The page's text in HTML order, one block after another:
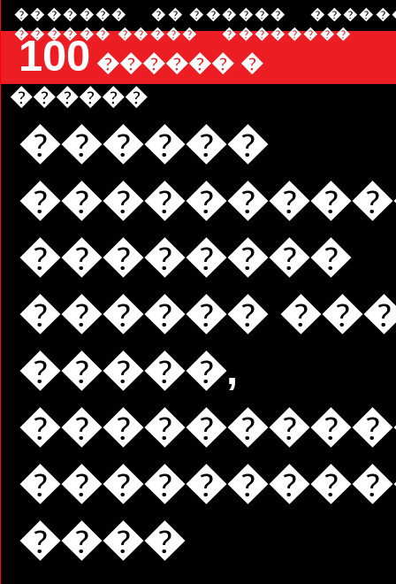
������� �� ������
������ �����
��������
100 ������ �
������
������
��������
������
�����,
����